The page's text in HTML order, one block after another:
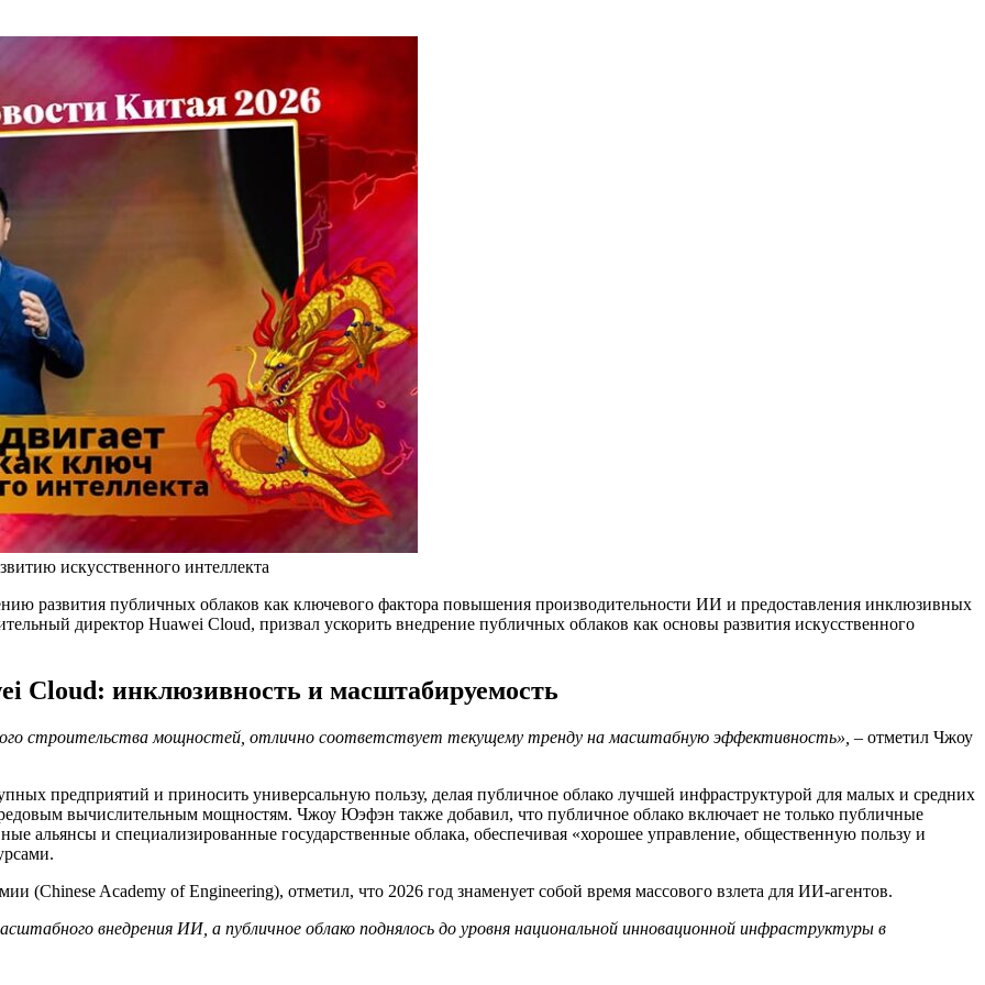
искусственного интеллекта
развития публичных облаков как ключевого фактора повышения производительности ИИ и предоставления инклюзивных
директор Huawei Cloud, призвал ускорить внедрение публичных облаков как основы развития искусственного
Cloud: инклюзивность и масштабируемость
строительства мощностей, отлично соответствует текущему тренду на масштабную эффективность», – отметил Чжоу
предприятий и приносить универсальную пользу, делая публичное облако лучшей инфраструктурой для малых и средних
вычислительным мощностям. Чжоу Юэфэн также добавил, что публичное облако включает не только публичные
альянсы и специализированные государственные облака, обеспечивая «хорошее управление, общественную пользу и
(Chinese Academy of Engineering), отметил, что 2026 год знаменует собой время массового взлета для ИИ-агентов.
внедрения ИИ, а публичное облако поднялось до уровня национальной инновационной инфраструктуры в